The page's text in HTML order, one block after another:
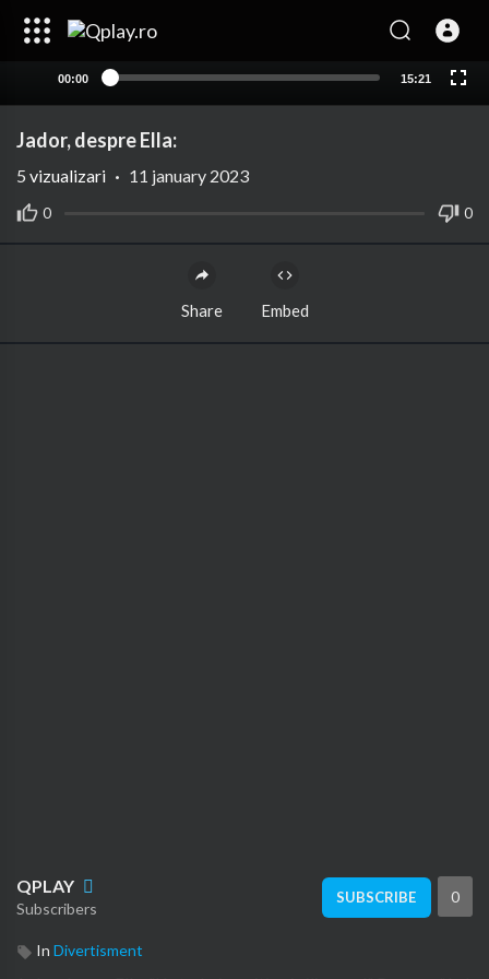
00:00 15:21
Jador, despre Ella:
0 0
5 vizualizari · 11 january 2023
Share Embed
QPLAY
Subscribers
SUBSCRIBE 0
In Divertisment